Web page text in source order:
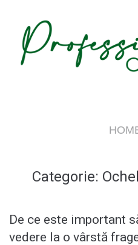
content
Categorie:
De ce este important
vedere la o vârstă